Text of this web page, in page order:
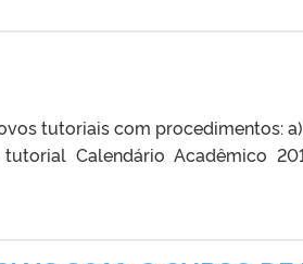
tutoriais com procedimentos:
Calendário Acadêmico